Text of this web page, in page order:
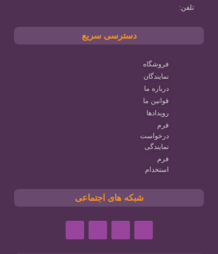
تلفن:
دسترسی سریع
فروشگاه
نمایندگان
درباره ما
قوانین ما
رویدادها
فرم
درخواست
نمایندگی
فرم
استخدام
شبکه های اجتماعی